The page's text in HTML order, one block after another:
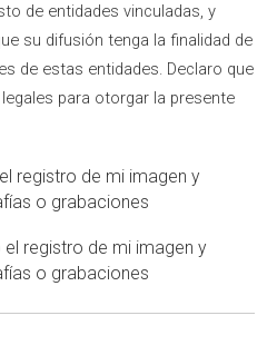
de entidades vinculadas, y
su difusión tenga la finalidad de
de estas entidades. Declaro que
para otorgar la presente
registro de mi imagen y
o grabaciones
​​el registro de mi imagen y
o grabaciones